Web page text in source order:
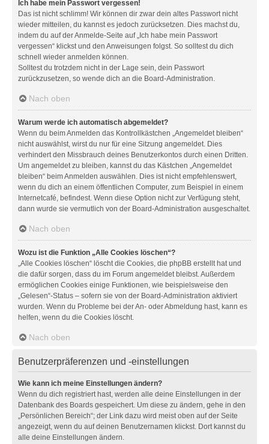
Ich habe mein Passwort vergessen!
Das ist nicht schlimm! Wir können dir zwar dein altes Passwort nicht
wieder mitteilen, du kannst es jedoch zurücksetzen. Dies machst du,
indem du auf der Anmelde-Seite auf „Ich habe mein Passwort
vergessen“ klickst und den Anweisungen folgst. So solltest du dich
schnell wieder anmelden können.
Solltest du trotzdem nicht in der Lage sein, dein Passwort
zurückzusetzen, so wende dich an die Board-Administration.
Nach oben
Warum werde ich automatisch abgemeldet?
Wenn du beim Anmelden das Kontrollkästchen „Angemeldet bleiben“
nicht auswählst, wirst du nur für eine Sitzung angemeldet. Dies
verhindert den Missbrauch deines Benutzerkontos durch einen Dritten.
Um angemeldet zu bleiben, kannst du das Kästchen „Angemeldet
bleiben“ beim Anmelden auswählen. Dies ist nicht empfehlenswert,
wenn du dich an einem öffentlichen Computer, zum Beispiel in einem
Internetcafé, befindest. Wenn diese Option nicht zur Verfügung steht,
dann wurde sie vermutlich von der Board-Administration ausgeschaltet.
Nach oben
Wozu ist die Funktion „Alle Cookies löschen“?
„Alle Cookies löschen“ löscht die Cookies, die phpBB erstellt hat und
die dafür sorgen, dass du im Forum angemeldet bleibst. Außerdem
ermöglichen Cookies einige Funktionen, wie beispielsweise den
„Gelesen“-Status – sofern sie von der Board-Administration aktiviert
wurden. Wenn du Probleme bei der An- oder Abmeldung hast, kann es
helfen, wenn du die Cookies löscht.
Nach oben
Benutzerpräferenzen und -einstellungen
Wie kann ich meine Einstellungen ändern?
Wenn du dich registriert hast, werden alle deine Einstellungen in der
Datenbank des Boards gespeichert. Um diese zu ändern, gehe in den
„Persönlichen Bereich“; der Link dazu wird meist oben auf der Seite
angezeigt, wenn du auf deinen Benutzernamen klickst. Dort kannst du
alle deine Einstellungen ändern.